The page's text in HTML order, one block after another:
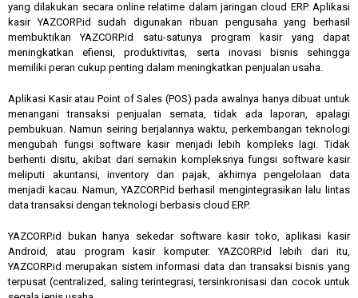
yang dilakukan secara online relatime dalam jaringan cloud ERP. Aplikasi
kasir YAZCORP.id sudah digunakan ribuan pengusaha yang berhasil
membuktikan YAZCORP.id satu-satunya program kasir yang dapat
meningkatkan efiensi, produktivitas, serta inovasi bisnis sehingga
memiliki peran cukup penting dalam meningkatkan penjualan usaha.
Aplikasi Kasir atau Point of Sales (POS) pada awalnya hanya dibuat untuk
menangani transaksi penjualan semata, tidak ada laporan, apalagi
pembukuan. Namun seiring berjalannya waktu, perkembangan teknologi
mengubah fungsi software kasir menjadi lebih kompleks lagi. Tidak
berhenti disitu, akibat dari semakin kompleksnya fungsi software kasir
meliputi akuntansi, inventory dan pajak, akhirnya pengelolaan data
menjadi kacau. Namun, YAZCORP.id berhasil mengintegrasikan lalu lintas
data transaksi dengan teknologi berbasis cloud ERP.
YAZCORP.id bukan hanya sekedar software kasir toko, aplikasi kasir
Android, atau program kasir komputer. YAZCORP.id lebih dari itu,
YAZCORP.id merupakan sistem informasi data dan transaksi bisnis yang
terpusat (centralized, saling terintegrasi, tersinkronisasi dan cocok untuk